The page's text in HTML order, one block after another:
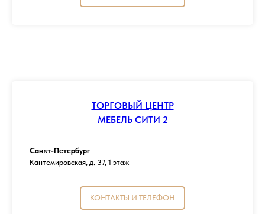
ТОРГОВЫЙ ЦЕНТР
МЕБЕЛЬ СИТИ 2
Санкт-Петербург
Кантемировская, д. 37, 1 этаж
КОНТАКТЫ И ТЕЛЕФОН